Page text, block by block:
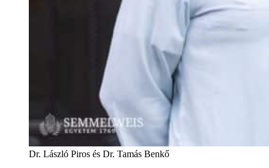
Dr. László Piros és Dr. Tamás Benkő